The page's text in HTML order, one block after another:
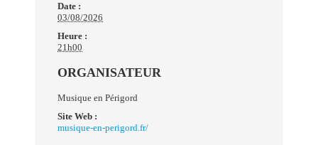
Date :
03/08/2026
Heure :
21h00
ORGANISATEUR
Musique en Périgord
Site Web :
musique-en-perigord.fr/